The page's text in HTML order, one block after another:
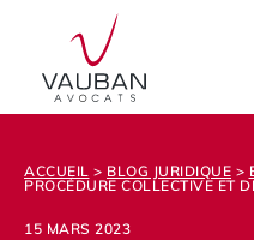
ACCUEIL > BLOG JURIDIQUE >
PROCÉDURE COLLECTIVE ET
15 MARS 2023